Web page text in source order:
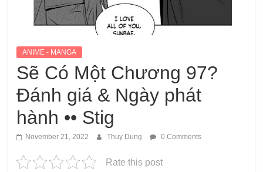
ANIME - MANGA
Sẽ Có Một Chương 97?
Đánh giá & Ngày phát
hành •• Stig
November 21, 2022 Thuy Dung 0 Comments
Rate this post